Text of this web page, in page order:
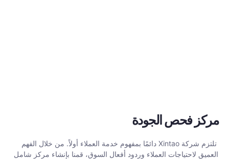
مركز فحص الجودة
تلتزم شركة Xintao دائمًا بمفهوم خدمة العملاء أولاً. من خلال الفهم
العميق لاحتياجات العملاء وردود أفعال السوق، قمنا بإنشاء مركز شامل